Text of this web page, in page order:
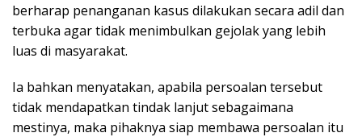
berharap penanganan kasus dilakukan secara adil dan
terbuka agar tidak menimbulkan gejolak yang lebih
luas di masyarakat.
Ia bahkan menyatakan, apabila persoalan tersebut
tidak mendapatkan tindak lanjut sebagaimana
mestinya, maka pihaknya siap membawa persoalan itu